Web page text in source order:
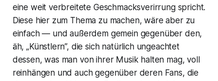
eine weit verbreitete Geschmacksverirrung spricht.
Diese hier zum Thema zu machen, wäre aber zu
einfach — und außerdem gemein gegenüber den,
äh, „Künstlern”, die sich natürlich ungeachtet
dessen, was man von ihrer Musik halten mag, voll
reinhängen und auch gegenüber deren Fans, die